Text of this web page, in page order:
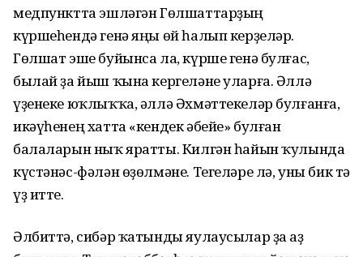
медпунктта эшләгән Гөлшаттарҙың
күршеһендә генә яңы өй һалып керҙеләр.
Гөлшат эше буйынса ла, күрше генә булғас,
былай ҙа йыш ҡына кергеләне уларға. Әллә
үҙенеке юҡлыҡҡа, әллә Әхмәттекеләр булғанға,
икәүһенең хатта «кендек әбейе» булған
балаларын ныҡ яратты. Килгән һайын ҡулында
күстәнәс-фәлән өҙөлмәне. Тегеләре лә, уны бик тә
үҙ итте.
Әлбиттә, сибәр ҡатынды яулаусылар ҙа аҙ